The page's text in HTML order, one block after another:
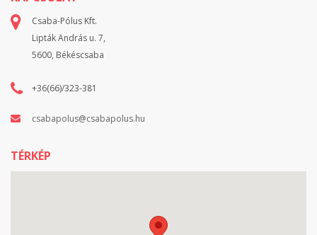
Csaba-Pólus Kft.
Lipták András u. 7,
5600, Békéscsaba
+36(66)/323-381
csabapolus@csabapolus.hu
TÉRKÉP